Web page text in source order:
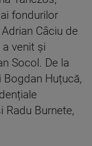
fondurilor
Câciu de
a venit și
Socol. De la
Bogdan Huțucă,
Radu Burnete,